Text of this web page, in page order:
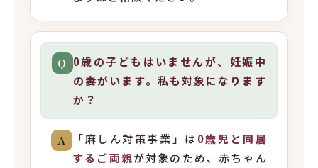
Q 0歳の子どもはいませんが、妊娠中
の妻がいます。私も対象になります
か？
A 「麻しん対策事業」は0歳児と同居
するご両親が対象のため、赤ちゃん